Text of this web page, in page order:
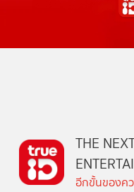
THE
อีกขั้นของค